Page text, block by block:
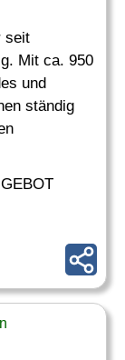
seit
Mit ca. 950
und
ständig